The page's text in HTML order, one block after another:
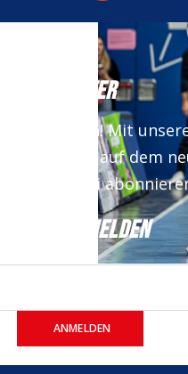
NEWSLETTER
verpassen! Mit
du immer auf dem
kostenfrei
JETZT ANMELDEN
ANMELDEN